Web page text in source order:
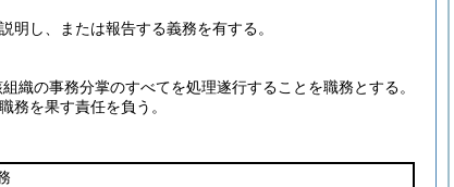
し、または報告する義務を有する。
織の事務分掌のすべてを処理遂行することを職務とする。
務を果す責任を負う。